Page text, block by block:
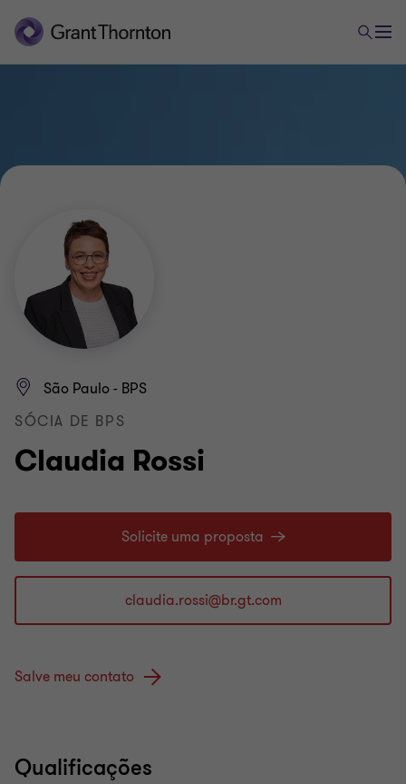
Claudia Rossi
São Paulo - BPS
SÓCIA DE BPS
Solicite uma proposta
Salve meu contato
Qualificações